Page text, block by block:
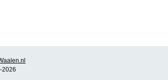
2026